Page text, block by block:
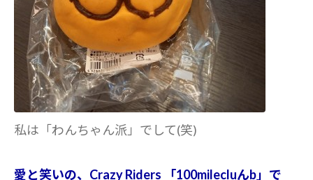
私は「わんちゃん派」でして(笑)
愛と笑いの、Crazy Riders 「100milecluんb」で